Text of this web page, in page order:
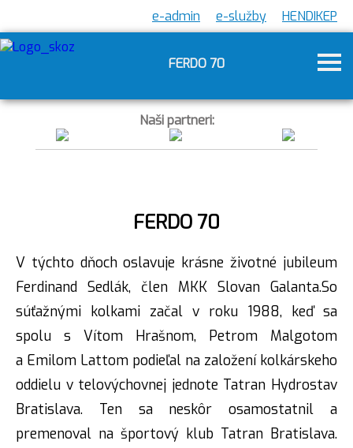
e-admin e-služby HENDIKEP
FERDO 70
Naši partneri:
FERDO 70
V týchto dňoch oslavuje krásne životné jubileum
Ferdinand Sedlák, člen MKK Slovan Galanta.So
súťažnými kolkami začal v roku 1988, keď sa
spolu s Vítom Hrašnom, Petrom Malgotom
a Emilom Lattom podieľal na založení kolkárskeho
oddielu v telovýchovnej jednote Tatran Hydrostav
Bratislava. Ten sa neskôr osamostatnil a
premenoval na športový klub Tatran Bratislava.